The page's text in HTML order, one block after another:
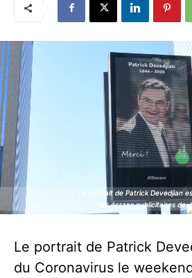
Le portrait de Patrick Devedjian
les écrans publicitaires de
Le portrait de Patrick Devedjian
les écrans publicitaires de
Le portrait de Patrick
du Coronavirus le